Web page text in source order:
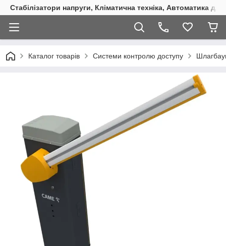
Стабілізатори напруги, Кліматична техніка, Автоматика
Каталог товарів Системи контролю доступу